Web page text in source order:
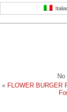
« FLOWER BURGER